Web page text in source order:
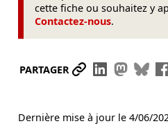
cette fiche ou souhaitez y
Contactez-nous.
PARTAGER Partager le lien
Partager
Dernière mise à jour le 4/06/